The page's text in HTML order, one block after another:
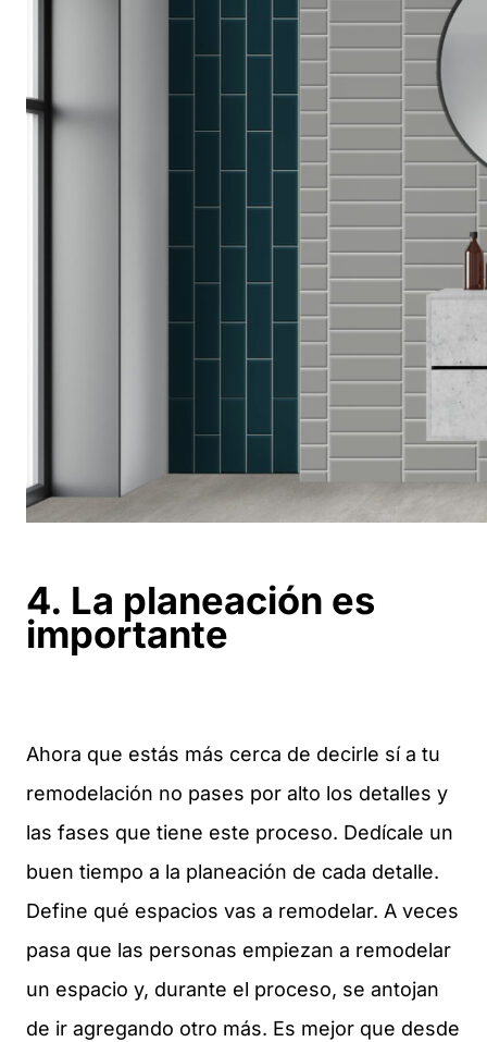
4. La planeación es
importante
Ahora que estás más cerca de decirle sí a tu
remodelación no pases por alto los detalles y
las fases que tiene este proceso. Dedícale un
buen tiempo a la planeación de cada detalle.
Define qué espacios vas a remodelar. A veces
pasa que las personas empiezan a remodelar
un espacio y, durante el proceso, se antojan
de ir agregando otro más. Es mejor que desde